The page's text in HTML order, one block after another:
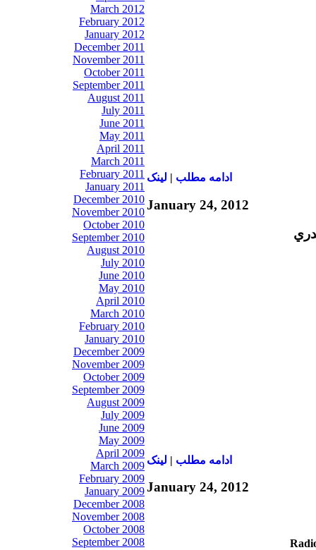
March 2012
February 2012
January 2012
December 2011
November 2011
October 2011
September 2011
August 2011
July 2011
June 2011
May 2011
April 2011
March 2011
February 2011
January 2011
December 2010
November 2010
October 2010
September 2010
August 2010
July 2010
June 2010
May 2010
April 2010
March 2010
February 2010
January 2010
December 2009
November 2009
October 2009
September 2009
August 2009
July 2009
June 2009
May 2009
April 2009
March 2009
February 2009
January 2009
December 2008
November 2008
October 2008
September 2008
ادامه مطلب | لينک
January 24, 2012
ادامه مطلب | لينک
January 24, 2012